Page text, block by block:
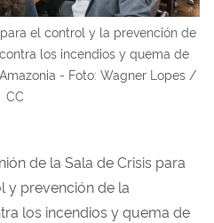
el control y la prevención de
los incendios y quema de
- Foto: Wagner Lopes /
CC
de la Sala de Crisis para
y prevención de la
los incendios y quema de